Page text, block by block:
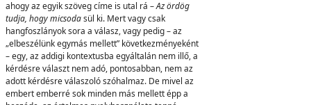
ahogy az egyik szöveg címe is utal rá –Az ördög
tudja, hogy micsodasül ki. Mert vagy csak
hangfoszlányok sora a válasz, vagy pedig – az
„elbeszélünk egymás mellett” következményeként
– egy, az addigi kontextusba egyáltalán nem illő, a
kérdésre választ nem adó, pontosabban, nem az
adott kérdésre válaszoló szóhalmaz. De mivel az
embert emberré sok minden más mellett épp a